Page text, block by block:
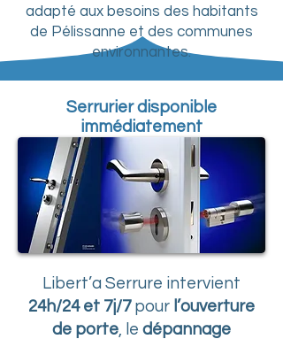
adapté aux besoins des habitants
de Pélissanne et des communes
environnantes.
Serrurier disponible
immédiatement
Libert’a Serrure intervient
24h/24 et 7j/7pour l’ouverture
de porte, le dépannage